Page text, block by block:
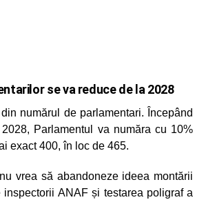
se va reduce de la 2028
numărul de parlamentari. Începând
Parlamentul va număra cu 10%
exact 400, în loc de 465.
vrea să abandoneze ideea montării
inspectorii ANAF și testarea poligraf a